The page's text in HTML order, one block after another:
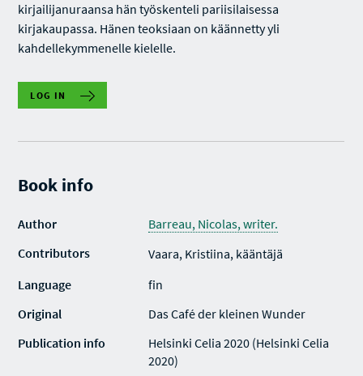
kirjailijanuraansa hän työskenteli pariisilaisessa
kirjakaupassa. Hänen teoksiaan on käännetty yli
kahdellekymmenelle kielelle.
LOG IN
Book info
Author
Barreau, Nicolas, writer.
Contributors
Vaara, Kristiina, kääntäjä
Language
fin
Original
Das Café der kleinen Wunder
Publication info
Helsinki Celia 2020 (Helsinki Celia
2020)